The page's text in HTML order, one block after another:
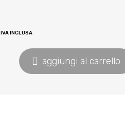
IVA INCLUSA
aggiungi al carrello